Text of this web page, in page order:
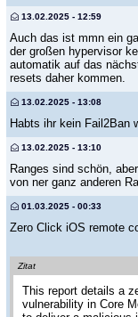
13.02.2025 - 12:59
Auch das ist mmn ein
der großen hypervisor
automatik auf das
resets daher kommen.
13.02.2025 - 13:08
Habts ihr kein Fail2Ban
13.02.2025 - 13:10
Ranges sind schön,
von ner ganz anderen
01.03.2025 - 00:33
Zero Click iOS remote
Zitat
This report details a
vulnerability in Core